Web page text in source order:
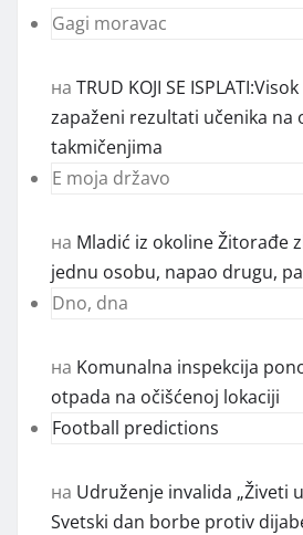
Gagi moravac
на TRUD KOJI SE
zapaženi rezultati učenika na
takmičenjima
E moja državo
на Mladić iz okoline Žitorađe
jednu osobu, napao drugu,
Dno, dna
на Komunalna inspekcija
otpada na očišćenoj lokaciji
Football predictions
на Udruženje invalida „Živeti
Svetski dan borbe protiv